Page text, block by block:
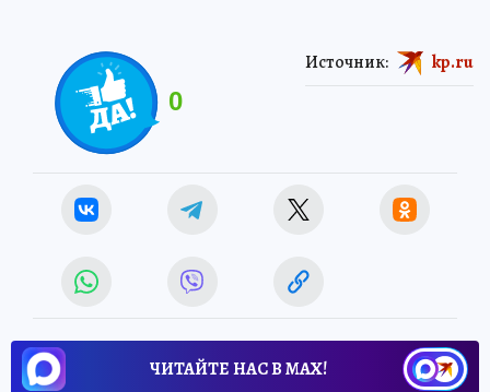
0
Источник: kp.ru
ЧИТАЙТЕ НАС В МАХ!